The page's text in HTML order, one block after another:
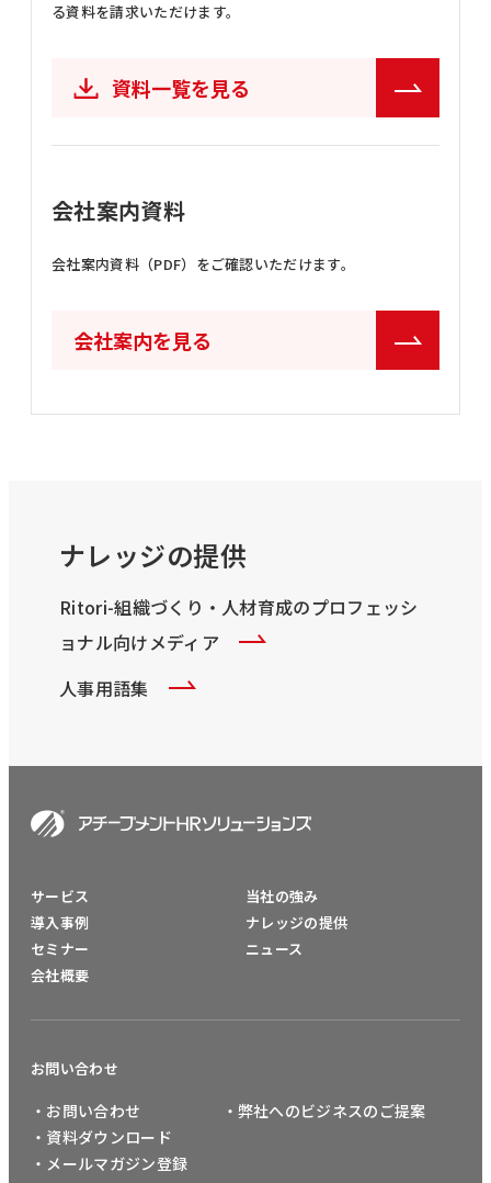
る資料を請求いただけます。
資料一覧を見る
会社案内資料
会社案内資料（PDF）をご確認いただけます。
会社案内を見る
ナレッジの提供
Ritori-組織づくり・人材育成のプロフェッシ
ョナル向けメディア
人事用語集
サービス
導入事例
セミナー
会社概要
当社の強み
ナレッジの提供
ニュース
お問い合わせ
・お問い合わせ
・資料ダウンロード
・メールマガジン登録
・弊社へのビジネスのご提案